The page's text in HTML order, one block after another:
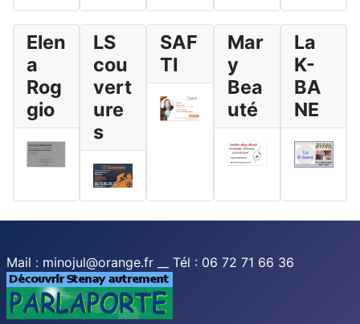
Elen
a
Rog
gio
LS
cou
vert
ure
s
SAF
TI
Mar
y
Bea
uté
La
K-
BA
NE
Mail : minojul@orange.fr __ Tél : 06 72 71 66 36